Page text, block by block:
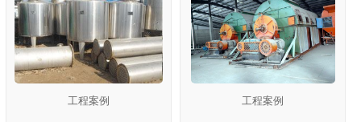
工程案例 工程案例